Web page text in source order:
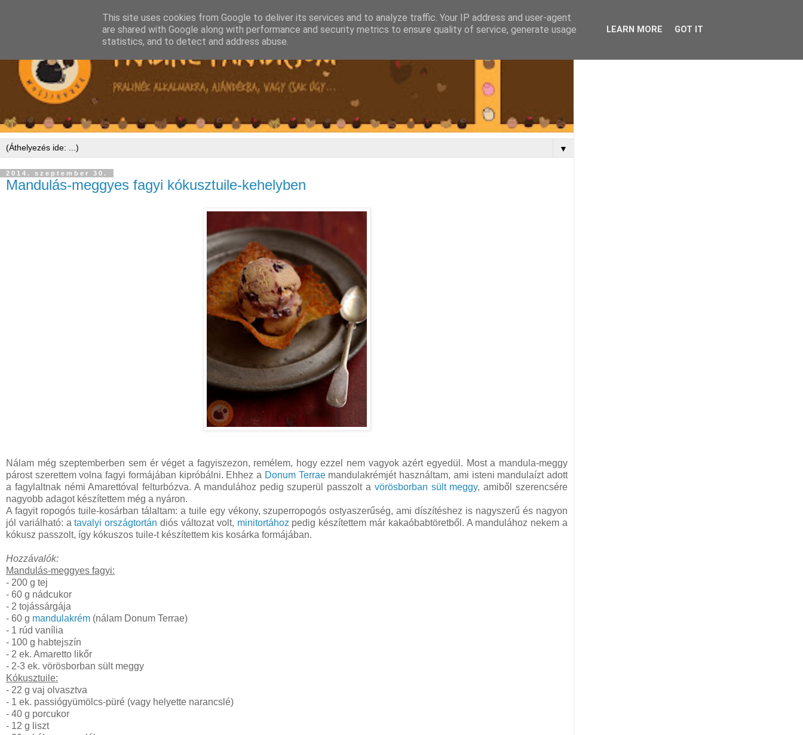
▼
2014. szeptember 30.
Mandulás-meggyes fagyi kókusztuile-kehelyben
Nálam még szeptemberben sem ér véget a fagyiszezon, remélem, hogy ezzel nem vagyok azért egyedül. Most a mandula-meggy
párost szerettem volna fagyi formájában kipróbálni. Ehhez a Donum Terraemandulakrémjét használtam, ami isteni mandulaízt adott
a fagylaltnak némi Amarettóval felturbózva. A mandulához pedig szuperül passzolt a vörösborban sült meggy, amiből szerencsére
nagyobb adagot készítettem még a nyáron.
A fagyit ropogós tuile-kosárban tálaltam: a tuile egy vékony, szuperropogós ostyaszerűség, ami díszítéshez is nagyszerű és nagyon
jól variálható: atavalyi országtortán diós változat volt, minitortához pedig készítettem már kakaóbabtöretből. A mandulához nekem a
kókusz passzolt, így kókuszos tuile-t készítettem kis kosárka formájában.
Hozzávalók:
Mandulás-meggyes fagyi:
- 200 g tej
- 60 g nádcukor
- 2 tojássárgája
- 60 g mandulakrém (nálam Donum Terrae)
- 1 rúd vanília
- 100 g habtejszín
- 2 ek. Amaretto likőr
- 2-3 ek. vörösborban sült meggy
Kókusztuile:
- 22 g vaj olvasztva
- 1 ek. passiógyümölcs-püré (vagy helyette narancslé)
- 40 g porcukor
- 12 g liszt
This site uses cookies from Google to deliver its services and to analyze traffic. Your IP address and user-agent
are shared with Google along with performance and security metrics to ensure quality of service, generate usage
statistics, and to detect and address abuse.
LEARN MORE GOT IT